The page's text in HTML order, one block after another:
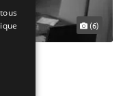
(6)